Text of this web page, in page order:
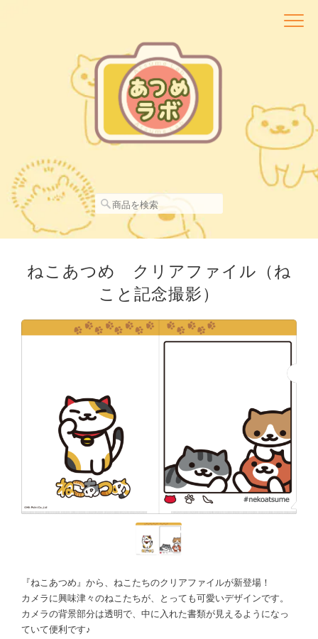
ねこあつめ クリアファイル（ね
こと記念撮影）
『ねこあつめ』から、ねこたちのクリアファイルが新登場！
カメラに興味津々のねこたちが、とっても可愛いデザインです。
カメラの背景部分は透明で、中に入れた書類が見えるようになっ
ていて便利です♪